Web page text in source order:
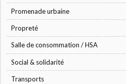
Promenade urbaine
Propreté
Salle de consommation / HSA
Social & solidarité
Transports